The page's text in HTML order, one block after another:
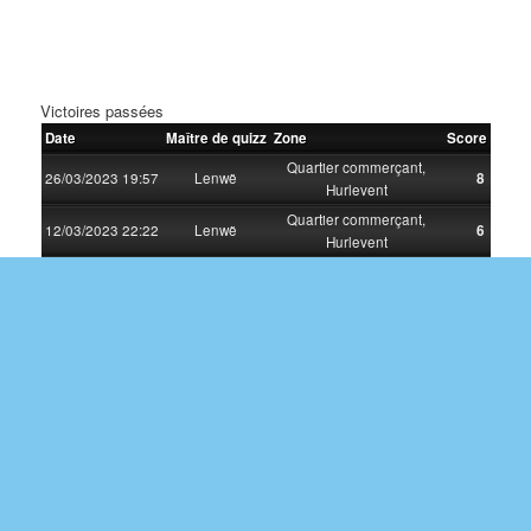
Victoires passées
Date Maître de quizz Zone Score
26/03/2023 19:57 Lenwë
Quartier commerçant,
Hurlevent
8
12/03/2023 22:22 Lenwë
Quartier commerçant,
Hurlevent
6